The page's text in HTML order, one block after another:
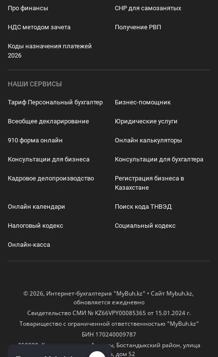
Про финансы СНР для самозанятых
НДС методом зачета Получение РВП
Коды назначения платежей
2026
НАШИ СЕРВИСЫ
Тариф Персональный бухгалтер Бизнес-помощник
Всеобщее декларирование Юридические услуги
910 форма онлайн Онлайн калькуляторы
Консультации для бизнеса Консультации для бухгалтера
Кадровое делопроизводство
Регистрация бизнеса в
Казахстане
Онлайн календари Поиск кода ТНВЭД
Налоговый кодекс Социальный кодекс
Онлайн-касса
© 2026, Интернет-бухгалтерия "MyBuh.kz" • Сайт Mybuh.kz,
обновляется ежедневно
Свидетельство СМИ № KZ66VPY00085365 от 15.01.2024 г.
Товарищество с ограниченной ответственностью "MyBuh.kz"
БИН 170240009787
050000, Казахстан, город Алматы, Бостандыкский район, улица
Егизбаева, дом 52